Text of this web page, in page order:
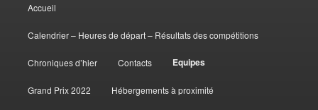
Aller au contenu principal
Aller au contenu secondaire
Accueil
Calendrier – Heures de départ – Résultats des compétitions
Chroniques d’hier Contacts Equipes
Grand Prix 2022 Hébergements à proximité